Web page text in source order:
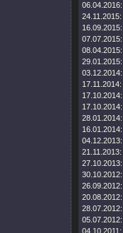
06.04.2016:
24.11.2015:
16.09.2015:
07.07.2015:
08.04.2015:
29.01.2015:
03.12.2014:
17.11.2014:
17.10.2014:
17.10.2014:
28.01.2014:
16.01.2014:
04.12.2013:
21.11.2013:
27.10.2013:
30.10.2012:
26.09.2012:
20.08.2012:
28.07.2012:
05.07.2012:
04.10.2011: